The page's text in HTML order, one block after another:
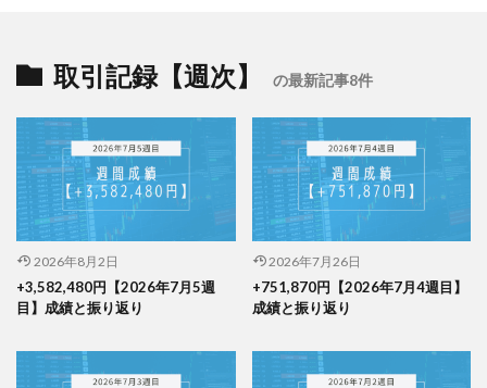
取引記録【週次】 の最新記事8件
2026年8月2日
+3,582,480円【2026年7月5週
目】成績と振り返り
2026年7月26日
+751,870円【2026年7月4週目】
成績と振り返り